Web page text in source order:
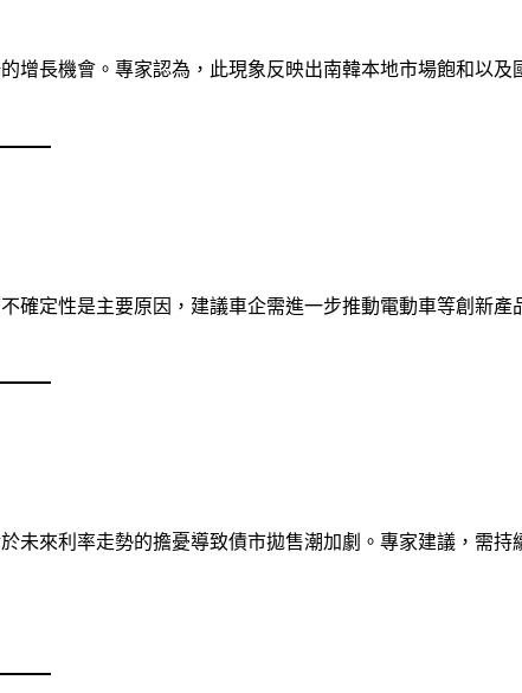
增長機會。專家認為，此現象反映出南韓本地市場飽和以及
確定性是主要原因，建議車企需進一步推動電動車等創新產
未來利率走勢的擔憂導致債市拋售潮加劇。專家建議，需持